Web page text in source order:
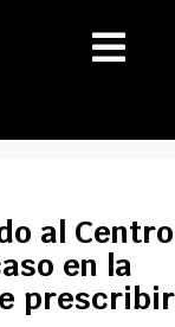
al Centro
en la
prescribir